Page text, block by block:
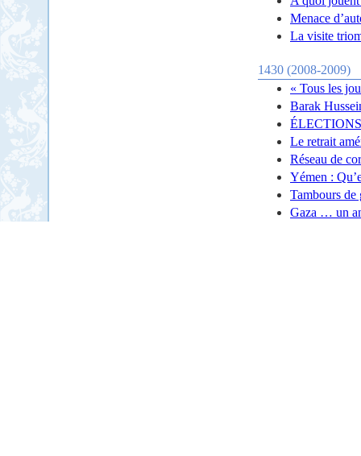
Menace
La visite
1430 (2008-2009)
« Tous les
Barak
Le retrait
Réseau de
Yémen :
Tambours
Gaza … un